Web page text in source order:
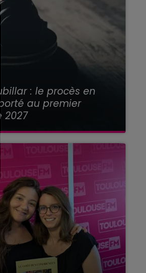
: le procès en
au premier
2027